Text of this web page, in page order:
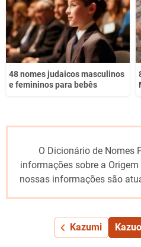
48 nomes judaicos masculinos
e femininos para bebês
O Dicionário de Nomes
informações sobre a
nossas informações são
Kazumi Kazuo